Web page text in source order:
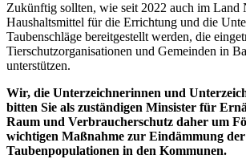
Zukünftig sollten, wie seit 2022 auch im Land
Haushaltsmittel für die Errichtung und die
Taubenschläge bereitgestellt werden, die
Tierschutzorganisationen und Gemeinden in
unterstützen.
Wir, die Unterzeichnerinnen und
bitten Sie als zuständigen Minsister für
Raum und Verbraucherschutz daher um
wichtigen Maßnahme zur Eindämmung der
Taubenpopulationen in den Kommunen.